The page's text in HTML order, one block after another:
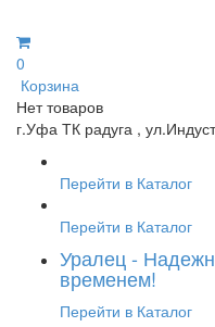
0
Корзина
Нет товаров
г.Уфа ТК радуга ,
Перейти в Каталог
Перейти в Каталог
Уралец -
временем!
Перейти в Каталог